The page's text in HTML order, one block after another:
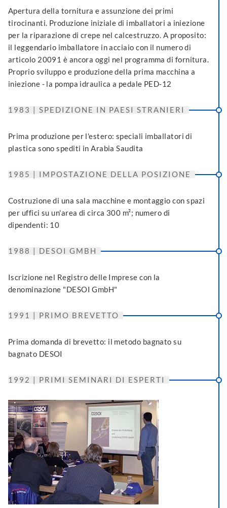
Apertura della tornitura e assunzione dei primi
tirocinanti. Produzione iniziale di imballatori a iniezione
per la riparazione di crepe nel calcestruzzo. A proposito:
il leggendario imballatore in acciaio con il numero di
articolo 20091 è ancora oggi nel programma di fornitura.
Proprio sviluppo e produzione della prima macchina a
iniezione - la pompa idraulica a pedale PED-12
1983 | SPEDIZIONE IN PAESI STRANIERI
Prima produzione per l'estero: speciali imballatori di
plastica sono spediti in Arabia Saudita
1985 | IMPOSTAZIONE DELLA POSIZIONE
Costruzione di una sala macchine e montaggio con spazi
per uffici su un'area di circa 300 m²; numero di
dipendenti: 10
1988 | DESOI GMBH
Iscrizione nel Registro delle Imprese con la
denominazione "DESOI GmbH"
1991 | PRIMO BREVETTO
Prima domanda di brevetto: il metodo bagnato su
bagnato DESOI
1992 | PRIMI SEMINARI DI ESPERTI